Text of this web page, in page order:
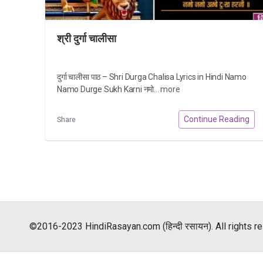
श्री दुर्गा चालीसा
दुर्गा चालीसा पाठ – Shri Durga Chalisa Lyrics in Hindi Namo
Namo Durge Sukh Karni नमो...more
Share Continue Reading
©2016-2023 HindiRasayan.com (हिन्दी रसायन). All rights